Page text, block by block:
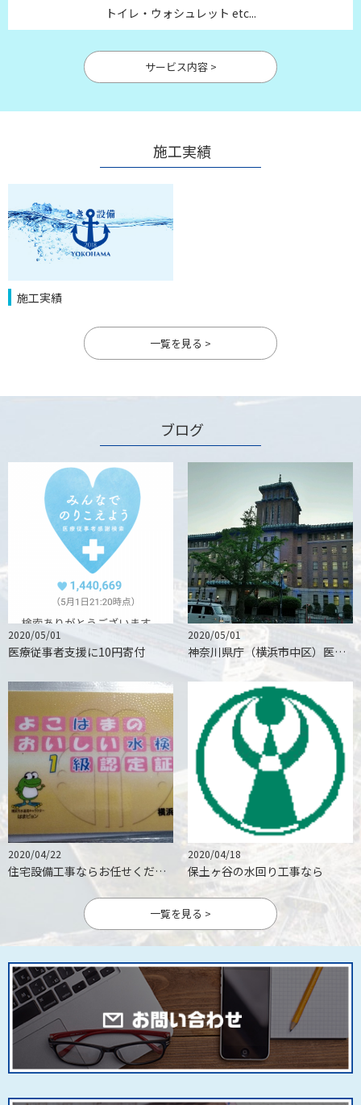
トイレ・ウォシュレット etc...
サービス内容 >
施工実績
施工実績
一覧を見る >
ブログ
2020/05/01
医療従事者支援に10円寄付
2020/05/01
神奈川県庁（横浜市中区）医療従事者へ青のライトアップで感謝とエール
2020/04/22
住宅設備工事ならお任せください
2020/04/18
保土ヶ谷の水回り工事なら
一覧を見る >